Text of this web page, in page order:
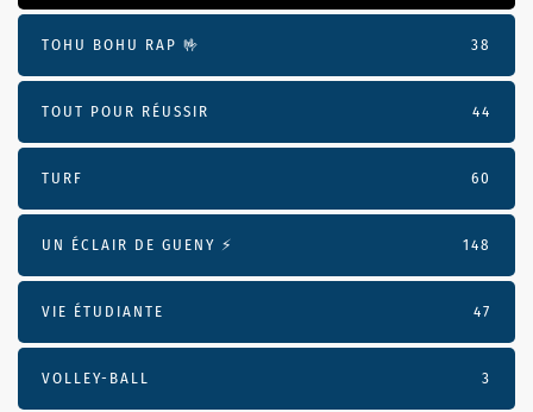
TOHU BOHU RAP 🤟 38
TOUT POUR RÉUSSIR 44
TURF 60
UN ÉCLAIR DE GUENY ⚡️ 148
VIE ÉTUDIANTE 47
VOLLEY-BALL 3